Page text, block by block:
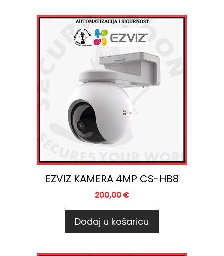
EZVIZ KAMERA 4MP CS-HB8
200,00€
Dodaj u košaricu